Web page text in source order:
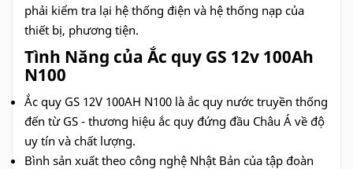
phải kiểm tra lại hệ thống điện và hệ thống nạp của
thiết bị, phương tiện.
Tình Năng của Ắc quy GS 12v 100Ah
N100
Ắc quy GS 12V 100AH N100 là ắc quy nước truyền thống
đến từ GS - thương hiệu ắc quy đứng đầu Châu Á về độ
uy tín và chất lượng.
Bình sản xuất theo công nghệ Nhật Bản của tập đoàn